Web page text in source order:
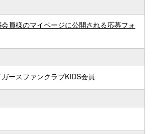
員様のマイページに公開される応募フォ
ースファンクラブKIDS会員